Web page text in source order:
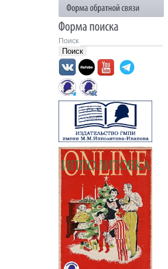
Поиск